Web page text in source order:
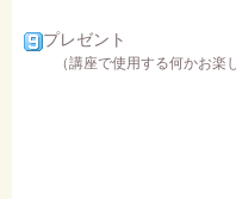
プレゼント
（講座で使用する何かお楽